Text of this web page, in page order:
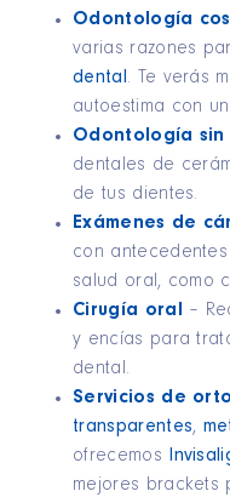
Odontología
varias razones
dental. Te verás
autoestima con
Odontología sin
dentales de
de tus dientes.
Exámenes de
con
salud oral, como
Cirugía oral –
y encías para
dental.
Servicios de
transparentes,
ofrecemos
mejores brackets